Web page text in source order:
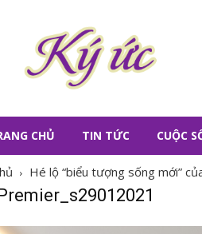
CHỦ TIN TỨC CUỘC
Hé lộ “biểu tượng sống mới”